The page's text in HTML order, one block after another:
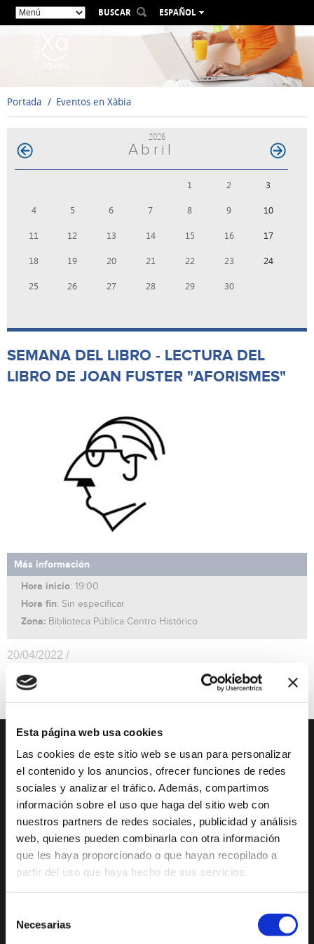
Esta página web usa cookies
Las cookies de este sitio web se usan para personalizar
el contenido y los anuncios, ofrecer funciones de redes
sociales y analizar el tráfico. Además, compartimos
información sobre el uso que haga del sitio web con
nuestros partners de redes sociales, publicidad y análisis
web, quienes pueden combinarla con otra información
que les haya proporcionado o que hayan recopilado a
partir del uso que haya hecho de sus servicios.
Necesarias
BUSCAR
ESPAÑOL
VALENCIÀ
ENGLISH
FRANÇAIS
Portada Eventos en Xàbia
2026
Abril
1 2 3
4 5 6 7 8 9 10
11 12 13 14 15 16 17
18 19 20 21 22 23 24
25 26 27 28 29 30
SEMANA DEL LIBRO - LECTURA DEL
LIBRO DE JOAN FUSTER "AFORISMES"
Más información
Hora inicio: 19:00
Hora fin: Sin especificar
Zona: Biblioteca Pública Centro Histórico
20/04/2022 /
Otros
DESCUBRE XÀBIA
Mirador Virtual
Cultura y Patrimonio
Paseo por Xàbia
Histórica
El Port de Xàbia,
Duanes de la Mar
QUÉ HACER
Eventos todo el año
Camino del Alba
Actividades
deportivas
Ruta del Arte